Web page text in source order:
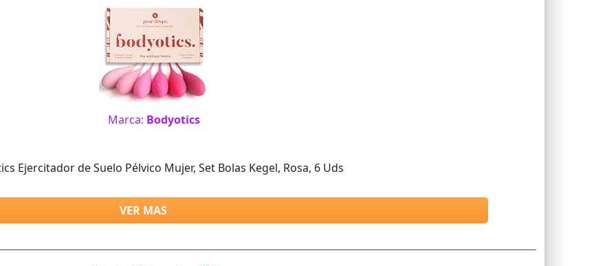
Marca: Bodyotics
Ejercitador de Suelo Pélvico Mujer, Set Bolas Kegel, Rosa, 6 Uds
VER MAS